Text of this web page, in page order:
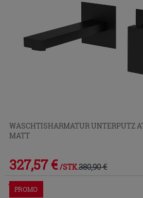
WASCHTISHARMATUR UNTERPUTZ
MATT
327,57 € /STK.380,90 €
Im Geschäft oder über den
PROMO